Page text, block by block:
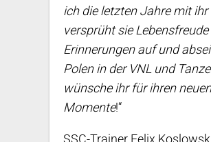
ich die letzten Jahre mit
versprüht sie
Erinnerungen auf und
Polen in der VNL und
wünsche ihr für ihren
Momente!“
SSC-Trainer Felix